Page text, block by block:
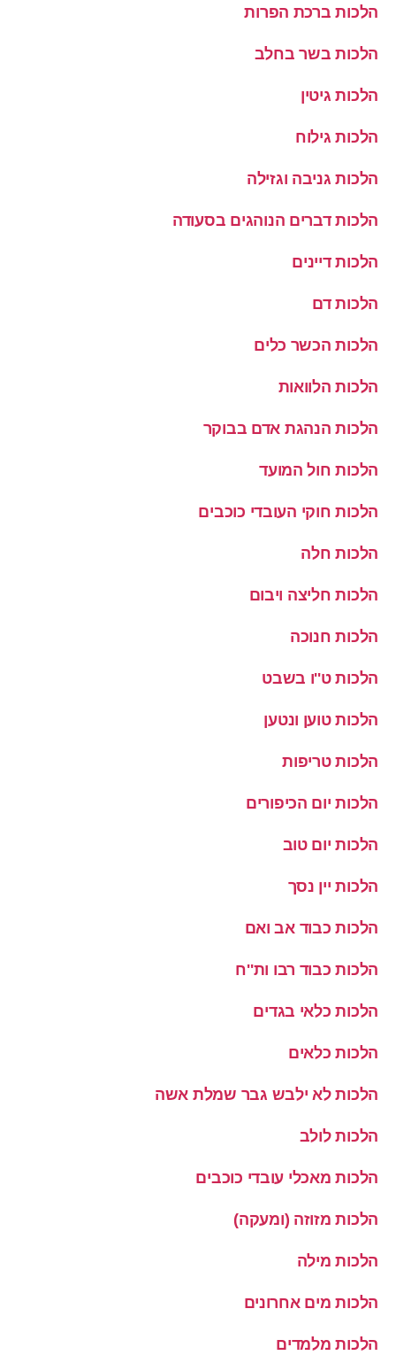
הלכות ברכת הפרות
הלכות בשר בחלב
הלכות גיטין
הלכות גילוח
הלכות גניבה וגזילה
הלכות דברים הנוהגים בסעודה
הלכות דיינים
הלכות דם
הלכות הכשר כלים
הלכות הלוואות
הלכות הנהגת אדם בבוקר
הלכות חול המועד
הלכות חוקי העובדי כוכבים
הלכות חלה
הלכות חליצה ויבום
הלכות חנוכה
הלכות ט''ו בשבט
הלכות טוען ונטען
הלכות טריפות
הלכות יום הכיפורים
הלכות יום טוב
הלכות יין נסך
הלכות כבוד אב ואם
הלכות כבוד רבו ות''ח
הלכות כלאי בגדים
הלכות כלאים
הלכות לא ילבש גבר שמלת אשה
הלכות לולב
הלכות מאכלי עובדי כוכבים
הלכות מזוזה (ומעקה)
הלכות מילה
הלכות מים אחרונים
הלכות מלמדים